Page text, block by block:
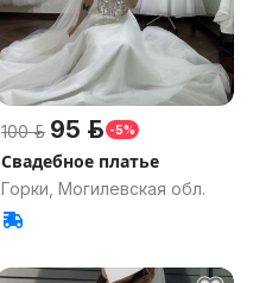
100 р. 95 р. -5%
Свадебное платье
Горки, Могилевская обл.